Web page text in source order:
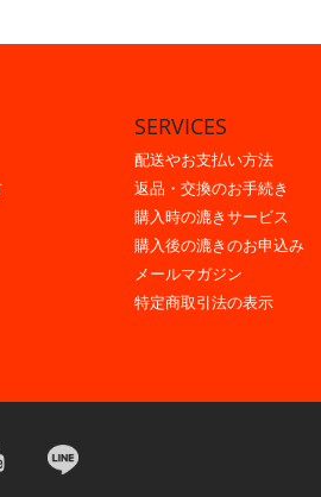
SERVICES
配送やお支払い方法
返品・交換のお手続き
購入時の漉きサービス
購入後の漉きのお申込み
メールマガジン
特定商取引法の表示